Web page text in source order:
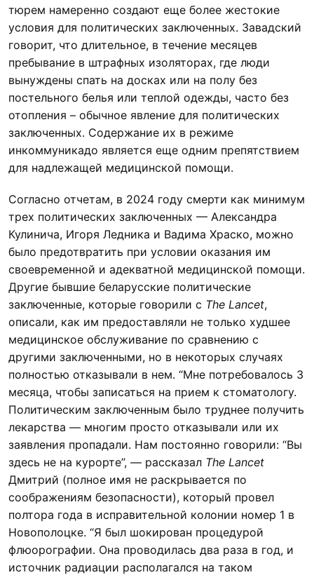
тюрем намеренно создают еще более жестокие
условия для политических заключенных. Завадский
говорит, что длительное, в течение месяцев
пребывание в штрафных изоляторах, где люди
вынуждены спать на досках или на полу без
постельного белья или теплой одежды, часто без
отопления – обычное явление для политических
заключенных. Содержание их в режиме
инкоммуникадо является еще одним препятствием
для надлежащей медицинской помощи.
Согласно отчетам, в 2024 году смерти как минимум
трех политических заключенных — Александра
Кулинича, Игоря Ледника и Вадима Храско, можно
было предотвратить при условии оказания им
своевременной и адекватной медицинской помощи.
Другие бывшие беларусские политические
заключенные, которые говорили с The Lancet,
описали, как им предоставляли не только худшее
медицинское обслуживание по сравнению с
другими заключенными, но в некоторых случаях
полностью отказывали в нем. “Мне потребовалось 3
месяца, чтобы записаться на прием к стоматологу.
Политическим заключенным было труднее получить
лекарства — многим просто отказывали или их
заявления пропадали. Нам постоянно говорили: “Вы
здесь не на курорте”, — рассказал The Lancet
Дмитрий (полное имя не раскрывается по
соображениям безопасности), который провел
полтора года в исправительной колонии номер 1 в
Новополоцке. “Я был шокирован процедурой
флюорографии. Она проводилась два раза в год, и
источник радиации располагался на таком